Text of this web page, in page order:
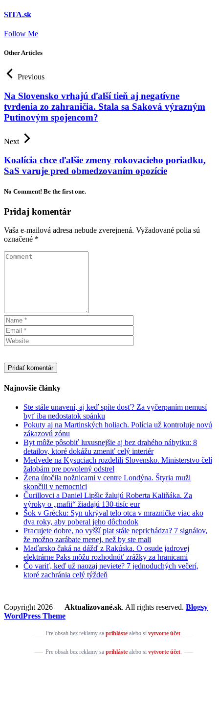
SITA.sk
Follow Me
Other Articles
Previous
Na Slovensko vrhajú ďalší tieň aj negatívne
tvrdenia zo zahraničia. Stala sa Saková výrazným
Putinovým spojencom?
Next
Koalícia chce ďalšie zmeny rokovacieho poriadku,
SaS varuje pred obmedzovaním opozície
No Comment! Be the first one.
Pridaj komentár
Vaša e-mailová adresa nebude zverejnená. Vyžadované polia sú
označené *
Najnovšie články
Ste stále unavení, aj keď spíte dosť? Za vyčerpaním nemusí
byť iba nedostatok spánku
Pokuty aj na Martinských holiach. Polícia už kontroluje novú
zákazovú zónu
Byt môže pôsobiť luxusnejšie aj bez drahého nábytku: 8
detailov, ktoré dokážu zmeniť celý interiér
Medvede na Kysuciach rozdelili Slovensko. Ministerstvo čelí
žalobám pre povolený odstrel
Žena útočila nožnicami v centre Londýna. Štyria muži
skončili v nemocnici
Čurillovci a Daniel Lipšic žalujú Roberta Kaliňáka. Za
výroky o „mafii“ žiadajú 130-tisíc eur
Šok v Grécku: Syn ukrýval telo otca v mrazničke viac ako
dva roky, aby poberal jeho dôchodok
Pracujete dobre, no vyšší plat stále neprichádza? 7 signálov,
že možno zarábate menej, než by ste mali
Maďarsko čaká na dážď z Rakúska. O osude jadrovej
elektrárne Paks môžu rozhodnúť zrážky za hranicami
Čo variť, keď už naozaj neviete? 7 jednoduchých večerí,
ktoré zachránia celý týždeň
Copyright 2026 — Aktualizované.sk. All rights reserved. Blogsy
WordPress Theme
Pre obsah bez reklamy sa prihlástealebo si vytvorte účet.